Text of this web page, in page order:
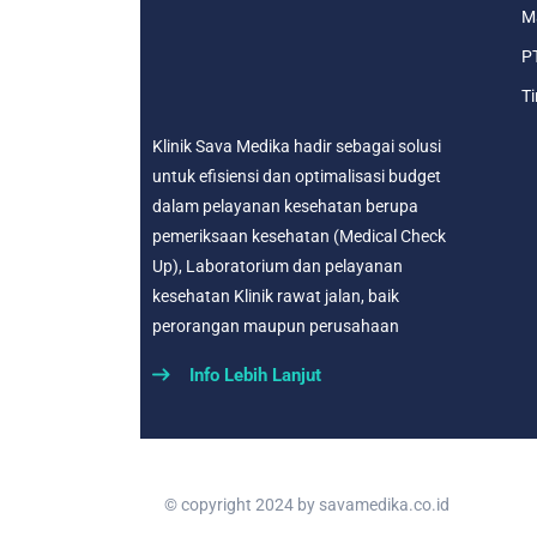
Klinik Sava Medika hadir sebagai solusi
untuk efisiensi dan optimalisasi budget
dalam pelayanan kesehatan berupa
pemeriksaan kesehatan (Medical Check
Up), Laboratorium dan pelayanan
kesehatan Klinik rawat jalan, baik
perorangan maupun perusahaan
Info Lebih Lanjut
© copyright 2024 by savamedika.co.id